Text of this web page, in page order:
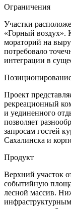
Ограничения
Участки
«Горный воздух».
мораторий на
потребовало
интеграции в
Проект
рекреационный
и уединенного
позволяет
запросам гостей
Сахалинска и
Продукт
Верхний участок
событийную
лесной массив.